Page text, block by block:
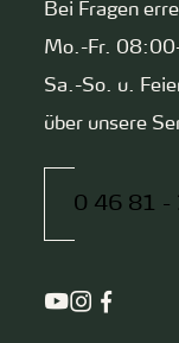
Bei Fragen
Mo.-Fr.
Sa.-So. u.
über unsere
0 46 81 -